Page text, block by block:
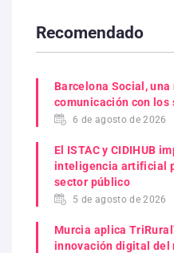
Recomendado
Barcelona Social,
comunicación con
6 de agosto de 2026
El ISTAC y CIDIHUB
inteligencia artificial
sector público
5 de agosto de 2026
Murcia aplica
innovación digital del